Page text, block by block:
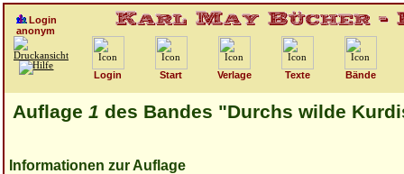
Login
anonym
Login Start Verlage Texte Bände
Auflage 1 des Bandes "Durchs wilde
Informationen zur Auflage